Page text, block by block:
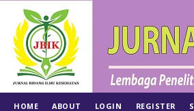
HOME ABOUT LOGIN REGISTER